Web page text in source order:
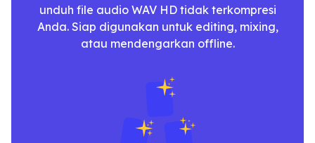
unduh file audio WAV HD tidak terkompresi
Anda. Siap digunakan untuk editing, mixing,
atau mendengarkan offline.